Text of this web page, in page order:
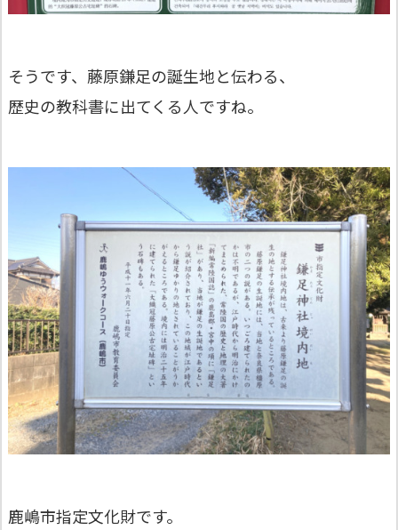
そうです、藤原鎌足の誕生地と伝わる、
歴史の教科書に出てくる人ですね。
鹿嶋市指定文化財です。